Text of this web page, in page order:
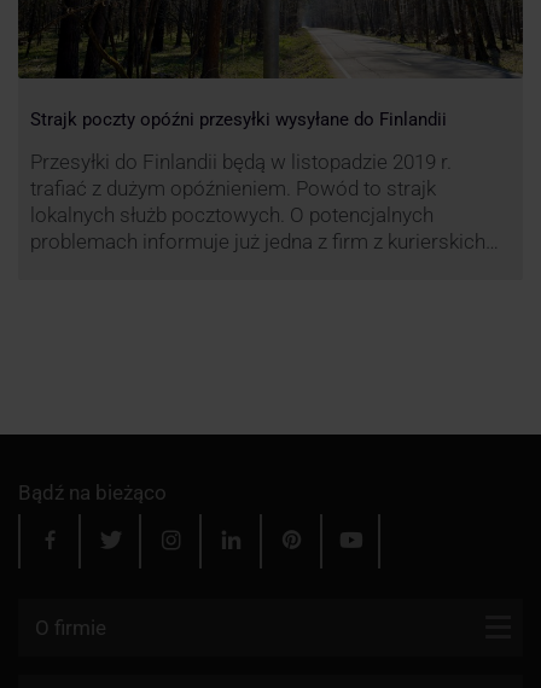
Strajk poczty opóźni przesyłki wysyłane do Finlandii
Przesyłki do Finlandii będą w listopadzie 2019 r.
trafiać z dużym opóźnieniem. Powód to strajk
lokalnych służb pocztowych. O potencjalnych
problemach informuje już jedna z firm z kurierskich
Bądź na bieżąco
O firmie